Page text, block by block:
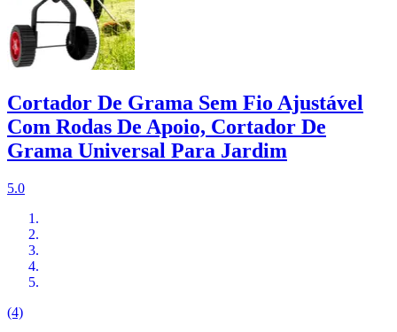
Cortador De Grama Sem Fio Ajustável
Com Rodas De Apoio, Cortador De
Grama Universal Para Jardim
5.0
(4)